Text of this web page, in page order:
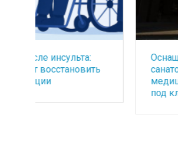
Оснащение Foros
санатория премиум класса
медицинским